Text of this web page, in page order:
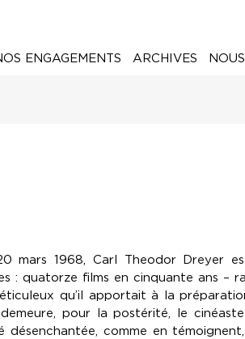
ENGAGEMENTS ARCHIVES
mars 1968, Carl Theodor Dreyer
: quatorze films en cinquante ans –
qu’il apportait à la
pour la postérité, le
désenchantée, comme en